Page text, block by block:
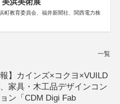
浜美術展
町教育委員会、福井新聞社、関西電力株
一覧
報】カインズ×コクヨ×VUILD
家具・木工品デザインコン
ン「CDM Digi Fab